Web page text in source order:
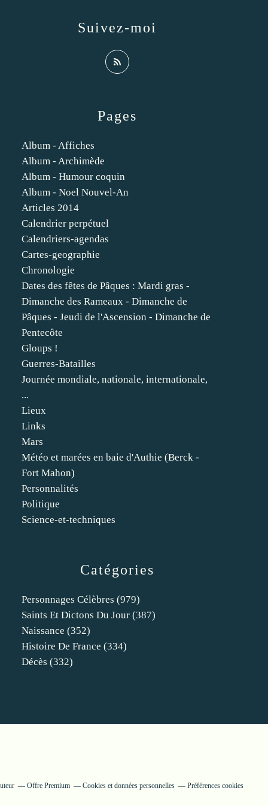
Catégories
Personnages Célèbres (979)
Saints Et Dictons Du Jour (387)
Naissance (352)
Histoire De France (334)
Décès (332)
Pages
Album - Affiches
Album - Archimède
Album - Humour coquin
Album - Noel Nouvel-An
Articles 2014
Calendrier perpétuel
Calendriers-agendas
Cartes-geographie
Chronologie
Dates des fêtes de Pâques : Mardi gras -
Dimanche des Rameaux - Dimanche de
Pâques - Jeudi de l'Ascension - Dimanche de
Pentecôte
Gloups !
Guerres-Batailles
Journée mondiale, nationale, internationale,
...
Lieux
Links
Mars
Météo et marées en baie d'Authie (Berck -
Fort Mahon)
Personnalités
Politique
Science-et-techniques
Suivez-moi
Offre Premium Cookies et données personnelles Préférences cookies